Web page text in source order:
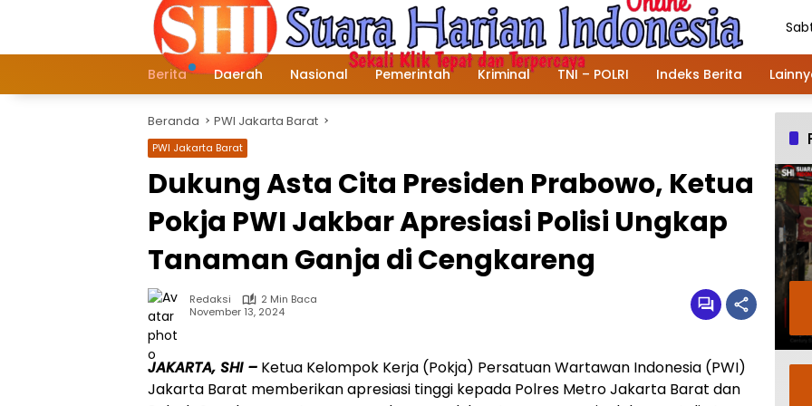
2026
Berita Daerah Nasional Pemerintah Kriminal TNI – POLRI Indeks Berita
Beranda PWI Jakarta Barat
PWI Jakarta Barat
Dukung Asta Cita Presiden Prabowo, Ketua
Pokja PWI Jakbar Apresiasi Polisi Ungkap
Tanaman Ganja di Cengkareng
Redaksi
2 Min Baca
November 13, 2024
JAKARTA, SHI – Ketua Kelompok Kerja (Pokja) Persatuan Wartawan Indonesia (PWI)
Jakarta Barat memberikan apresiasi tinggi kepada Polres Metro Jakarta Barat dan